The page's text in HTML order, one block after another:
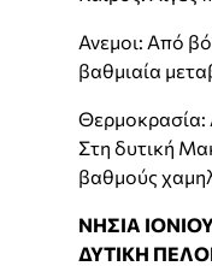
Ανεμοι: Από
βαθμιαία
Θερμοκρασία:
Στη δυτική
βαθμούς
ΝΗΣΙΑ
ΔΥΤΙΚΗ